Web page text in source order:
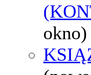
okno)